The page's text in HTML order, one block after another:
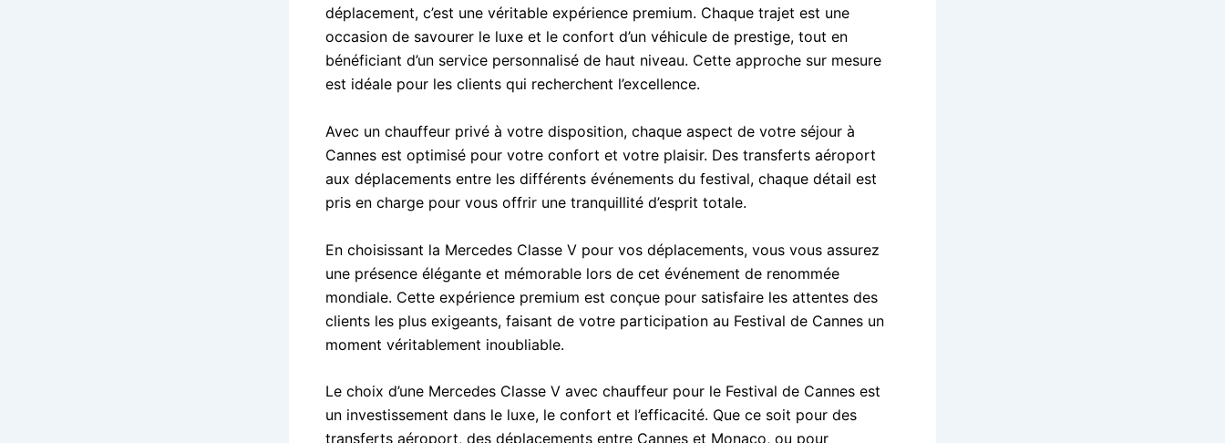
déplacement, c’est une véritable expérience premium. Chaque trajet est une
occasion de savourer le luxe et le confort d’un véhicule de prestige, tout en
bénéficiant d’un service personnalisé de haut niveau. Cette approche sur mesure
est idéale pour les clients qui recherchent l’excellence.
Avec un chauffeur privé à votre disposition, chaque aspect de votre séjour à
Cannes est optimisé pour votre confort et votre plaisir. Des transferts aéroport
aux déplacements entre les différents événements du festival, chaque détail est
pris en charge pour vous offrir une tranquillité d’esprit totale.
En choisissant la Mercedes Classe V pour vos déplacements, vous vous assurez
une présence élégante et mémorable lors de cet événement de renommée
mondiale. Cette expérience premium est conçue pour satisfaire les attentes des
clients les plus exigeants, faisant de votre participation au Festival de Cannes un
moment véritablement inoubliable.
Le choix d’une Mercedes Classe V avec chauffeur pour le Festival de Cannes est
un investissement dans le luxe, le confort et l’efficacité. Que ce soit pour des
transferts aéroport, des déplacements entre Cannes et Monaco, ou pour